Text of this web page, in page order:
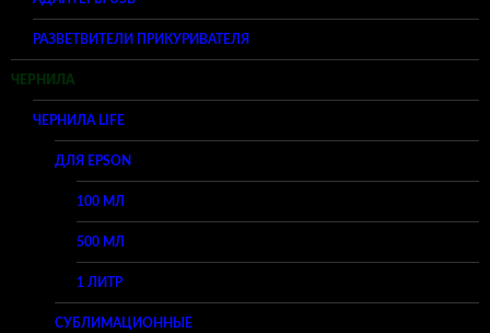
РАЗВЕТВИТЕЛИ ПРИКУРИВАТЕЛЯ
ЧЕРНИЛА
ЧЕРНИЛА LIFE
ДЛЯ EPSON
100 МЛ
500 МЛ
1 ЛИТР
СУБЛИМАЦИОННЫЕ